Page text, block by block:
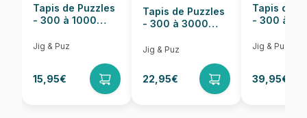
Tapis de Puzzles
- 300 à 1000
Jig & Puz
15,95€
Tapis de Puzzles
- 300 à 3000
Jig & Puz
22,95€
Tapis de
- 300 à
Jig & Puz
39,95€